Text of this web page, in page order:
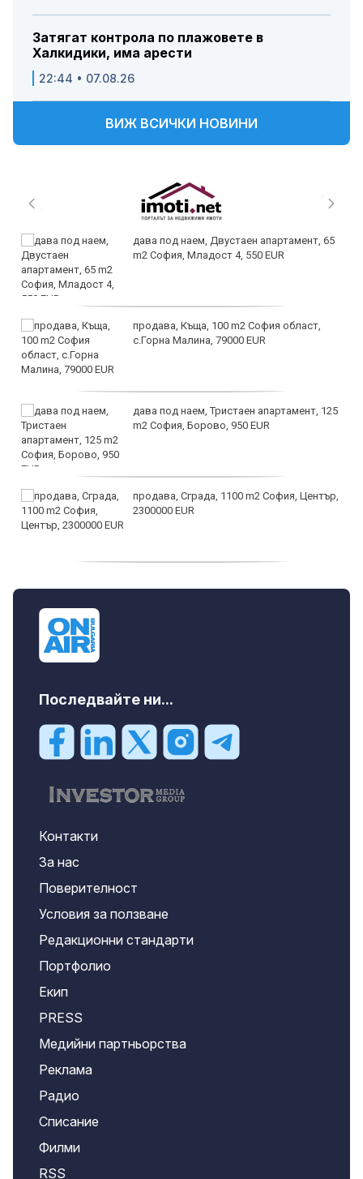
Затягат контрола по плажовете в
Халкидики, има арести
22:44 • 07.08.26
ВИЖ ВСИЧКИ НОВИНИ
Кинжалът на Тутанкамон е изкован от
метеорит
Сондата „Луси“ на НАСА успешно тества
камерите си преди срещата с троянските
Космическият влекач LINK се
стабилизира и се готви за среща с
Арктика с исторически температурен
рекорд: близо 34°C зад Полярния кръг
Последвайте ни...
Контакти
За нас
Поверителност
Условия за ползване
Редакционни стандарти
Портфолио
Екип
PRESS
Медийни партньорства
Реклама
Радио
Списание
Филми
RSS